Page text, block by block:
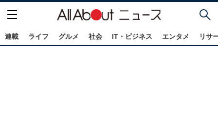
連載 ライフ グルメ 社会 IT・ビジネス エンタメ リサ